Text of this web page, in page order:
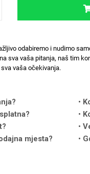
odabiremo i nudimo
sva vaša pitanja, naš tim
vaša očekivanja.
mjesta?